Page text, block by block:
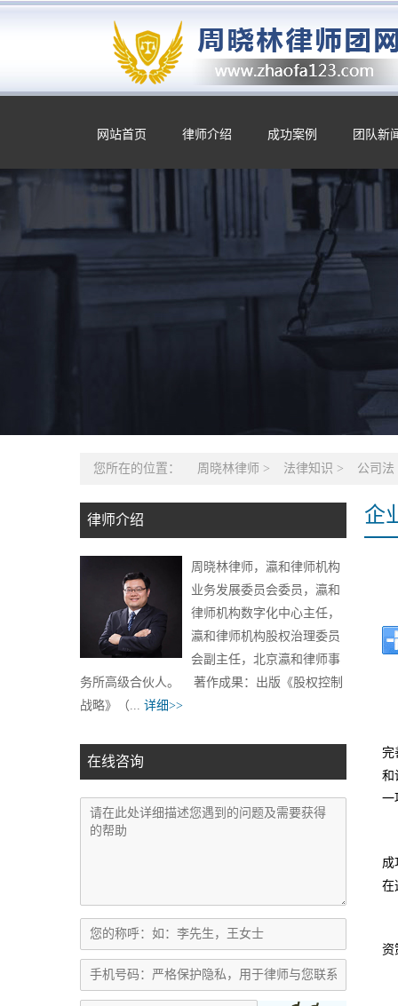
网站首页 律师介绍 成功案例 团队新
您所在的位置： 周晓林律师 > 法律知识 > 公司法
律师介绍
周晓林律师，瀛和律师机构
业务发展委员会委员，瀛和
律师机构数字化中心主任，
瀛和律师机构股权治理委员
会副主任，北京瀛和律师事
务所高级合伙人。 著作成果：出版《股权控制
战略》（... 详细>>
在线咨询
企
完
和
一
成
在
资